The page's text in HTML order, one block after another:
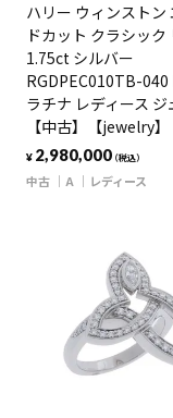
ハリー ウィンストン
ドカット クラシック
1.75ct シルバー
RGDPEC010TB-
ラチナ レディース ジ
【中古】【jewelry】
¥ 2,980,000（税込）
中古 A レディース